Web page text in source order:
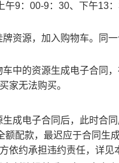
午9：00-9：30、下午13
资源，加入购物车。同
中的资源生成电子合同
家无法购买。
成电子合同后，此时合
额配款，最迟应于合同
依约承担违约责任，详见